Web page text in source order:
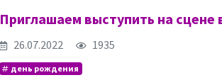
Приглашаем выступить на
26.07.2022 1935
день рождения